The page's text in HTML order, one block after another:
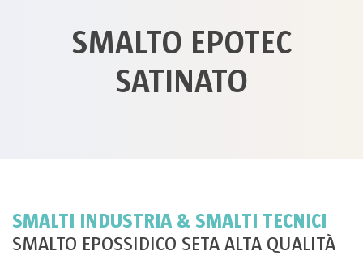
SMALTO EPOTEC
SATINATO
SMALTI INDUSTRIA & SMALTI TECNICI
SMALTO EPOSSIDICO SETA ALTA QUALITÀ